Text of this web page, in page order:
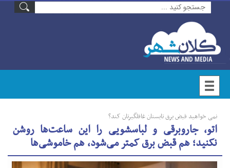
نمی خواهید قبض برق تابستان غافلگیرتان کند؟
اتو، جاروبرقی و لباسشویی را این ساعت‌ها روشن
نکنید؛ هم قبض برق کمتر می‌شود، هم خاموشی‌ها